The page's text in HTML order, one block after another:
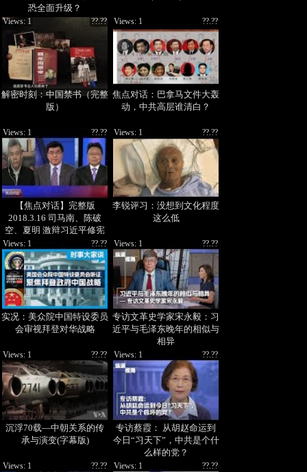
恐全面升级？
解密时刻：中国禁书（完整
版）
??.??
Views: 1
焦点对话：巴拿马文件大轰
动，中共高层谁清白？
??.??
Views: 1
【焦点对话】完整版
2018.3.16 司马南、陈破
空、夏明 激辩习近平修宪
??.??
Views: 1
李锐评习：没想到文化程度
这么低
??.??
Views: 1
实况：美众院中国特设委员
会审视拜登对华战略
??.??
Views: 1
专访文革史学家宋永毅：习
近平与毛泽东晚年的相似与
相异
??.??
Views: 1
沉浮70载—中朝关系的传
承与演变(字幕版)
??.??
Views: 1
专访蔡霞： 从胡赵命运到
今日“习天下”，中共是个什
么样的党？
??.??
Views: 1
??.??
Views: 1 ??.??
Views: 1